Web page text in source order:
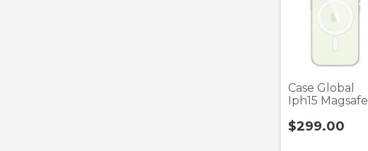
Case Global
Iph15 Magsafe
$299.00